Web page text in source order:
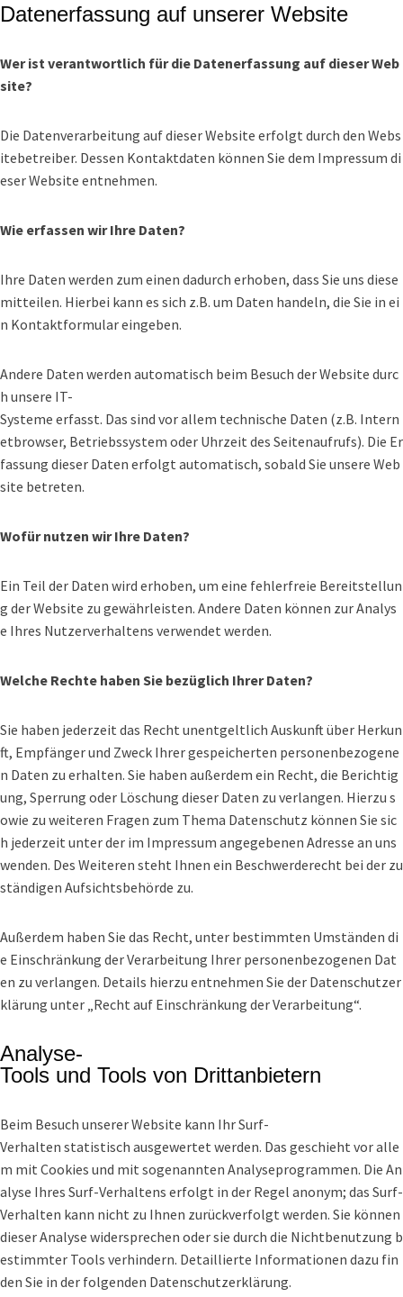
Datenerfassung auf unserer Website
Wer ist verantwortlich für die Datenerfassung auf dieser Web
site?
Die Datenverarbeitung auf dieser Website erfolgt durch den Webs
itebetreiber. Dessen Kontaktdaten können Sie dem Impressum di
eser Website entnehmen.
Wie erfassen wir Ihre Daten?
Ihre Daten werden zum einen dadurch erhoben, dass Sie uns diese
mitteilen. Hierbei kann es sich z.B. um Daten handeln, die Sie in ei
n Kontaktformular eingeben.
Andere Daten werden automatisch beim Besuch der Website durc
h unsere IT-
Systeme erfasst. Das sind vor allem technische Daten (z.B. Intern
etbrowser, Betriebssystem oder Uhrzeit des Seitenaufrufs). Die Er
fassung dieser Daten erfolgt automatisch, sobald Sie unsere Web
site betreten.
Wofür nutzen wir Ihre Daten?
Ein Teil der Daten wird erhoben, um eine fehlerfreie Bereitstellun
g der Website zu gewährleisten. Andere Daten können zur Analys
e Ihres Nutzerverhaltens verwendet werden.
Welche Rechte haben Sie bezüglich Ihrer Daten?
Sie haben jederzeit das Recht unentgeltlich Auskunft über Herkun
ft, Empfänger und Zweck Ihrer gespeicherten personenbezogene
n Daten zu erhalten. Sie haben außerdem ein Recht, die Berichtig
ung, Sperrung oder Löschung dieser Daten zu verlangen. Hierzu s
owie zu weiteren Fragen zum Thema Datenschutz können Sie sic
h jederzeit unter der im Impressum angegebenen Adresse an uns
wenden. Des Weiteren steht Ihnen ein Beschwerderecht bei der zu
ständigen Aufsichtsbehörde zu.
Außerdem haben Sie das Recht, unter bestimmten Umständen di
e Einschränkung der Verarbeitung Ihrer personenbezogenen Dat
en zu verlangen. Details hierzu entnehmen Sie der Datenschutzer
klärung unter „Recht auf Einschränkung der Verarbeitung“.
Analyse-
Tools und Tools von Drittanbietern
Beim Besuch unserer Website kann Ihr Surf-
Verhalten statistisch ausgewertet werden. Das geschieht vor alle
m mit Cookies und mit sogenannten Analyseprogrammen. Die An
alyse Ihres Surf-Verhaltens erfolgt in der Regel anonym; das Surf-
Verhalten kann nicht zu Ihnen zurückverfolgt werden. Sie können
dieser Analyse widersprechen oder sie durch die Nichtbenutzung b
estimmter Tools verhindern. Detaillierte Informationen dazu fin
den Sie in der folgenden Datenschutzerklärung.